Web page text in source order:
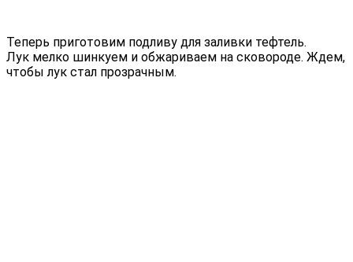
Теперь приготовим подливу для заливки тефтель.
Лук мелко шинкуем и обжариваем на сковороде. Ждем,
чтобы лук стал прозрачным.